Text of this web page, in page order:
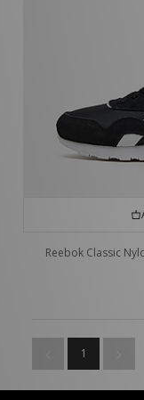
Reebok Classic
1